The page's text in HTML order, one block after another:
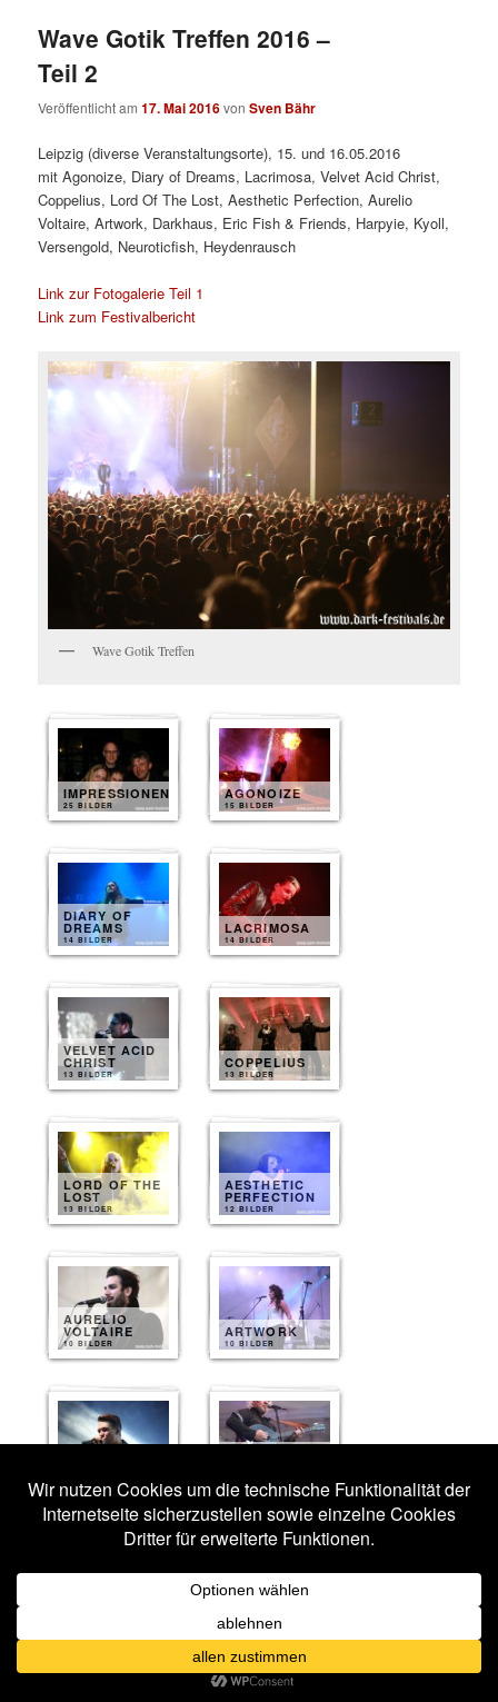
Wave Gotik Treffen 2016 –
Teil 2
Veröffentlicht am17. Mai 2016vonSven Bähr
Leipzig (diverse Veranstaltungsorte), 15. und 16.05.2016
mitAgonoize, Diary of Dreams, Lacrimosa, Velvet Acid Christ,
Coppelius, Lord Of The Lost, Aesthetic Perfection, Aurelio
Voltaire, Artwork, Darkhaus, Eric Fish & Friends, Harpyie, Kyoll,
Versengold, Neuroticfish, Heydenrausch
Link zur Fotogalerie Teil 1
Link zum Festivalbericht
Wave Gotik Treffen
IMPRESSIONEN
25 BILDER
AGONOIZE
15 BILDER
DIARY OF
DREAMS
14 BILDER
LACRIMOSA
14 BILDER
VELVET ACID
CHRIST
13 BILDER
COPPELIUS
13 BILDER
LORD OF THE
LOST
13 BILDER
AESTHETIC
PERFECTION
12 BILDER
AURELIO
VOLTAIRE
10 BILDER
ARTWORK
10 BILDER
KYOLL